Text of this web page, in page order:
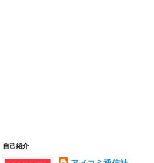
自己紹介